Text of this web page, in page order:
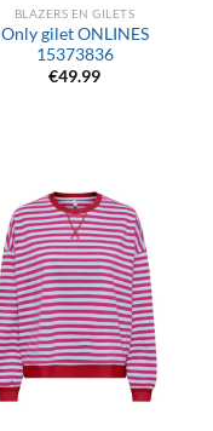
BLAZERS EN GILETS
Only gilet ONLINES
15373836
€49.99